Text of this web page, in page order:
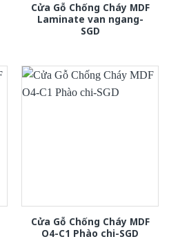
Cửa Gỗ Chống Cháy MDF
Laminate van ngang-
SGD
Cửa Gỗ Chống Cháy MDF
O4-C1 Phào chi-SGD